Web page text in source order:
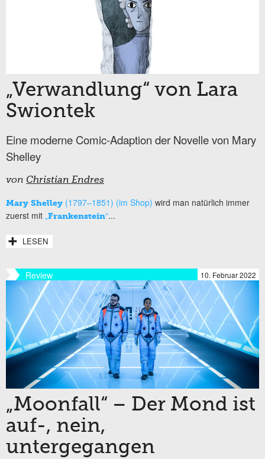
„Verwandlung“ von Lara
Swiontek
Eine moderne Comic-Adaption der Novelle von Mary
Shelley
von Christian Endres
Mary Shelley (1797–1851) (im Shop) wird man natürlich immer
zuerst mit „Frankenstein“...
LESEN
Review 10. Februar 2022
„Moonfall“ – Der Mond ist
auf-, nein,
untergegangen